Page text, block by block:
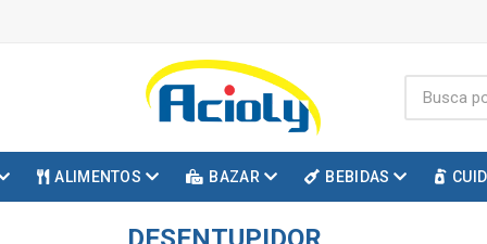
ALIMENTOS BAZAR BEBIDAS